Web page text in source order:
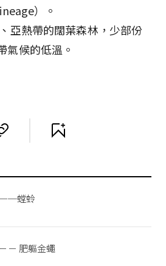
）。
亞熱帶的闊葉森林，少部份
氣候的低溫。
──螳蛉
－ 肥軀金蠅